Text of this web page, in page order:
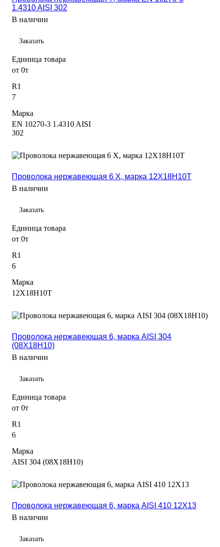
1.4310 AISI 302
В наличии
Заказать
Единица товара
от 0т
R1
7
Марка
EN 10270-3 1.4310 AISI
302
Проволока нержавеющая 6 Х, марка 12Х18Н10Т
В наличии
Заказать
Единица товара
от 0т
R1
6
Марка
12Х18Н10Т
Проволока нержавеющая 6, марка AISI 304
(08Х18Н10)
В наличии
Заказать
Единица товара
от 0т
R1
6
Марка
AISI 304 (08Х18Н10)
Проволока нержавеющая 6, марка AISI 410 12Х13
В наличии
Заказать